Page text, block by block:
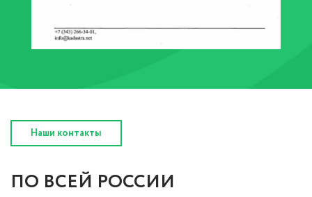
Наши контакты
ПО ВСЕЙ РОССИИ